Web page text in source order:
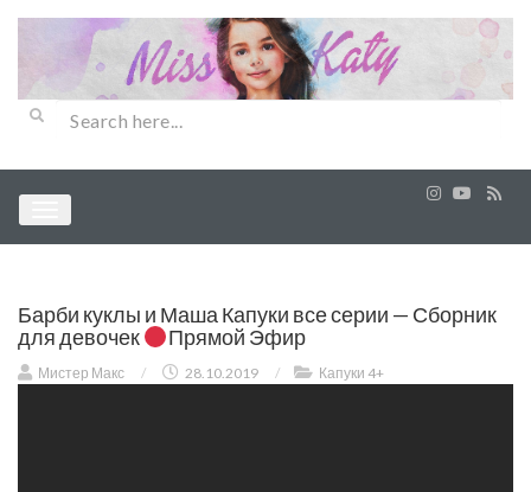
Барби куклы и Маша Капуки все серии — Сборник
для девочек
Прямой Эфир
Мистер Макс / 28.10.2019 / Капуки 4+